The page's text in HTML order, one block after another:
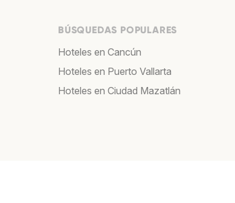
BÚSQUEDAS POPULARES
Hoteles en Cancún
Hoteles en Puerto Vallarta
Hoteles en Ciudad Mazatlán